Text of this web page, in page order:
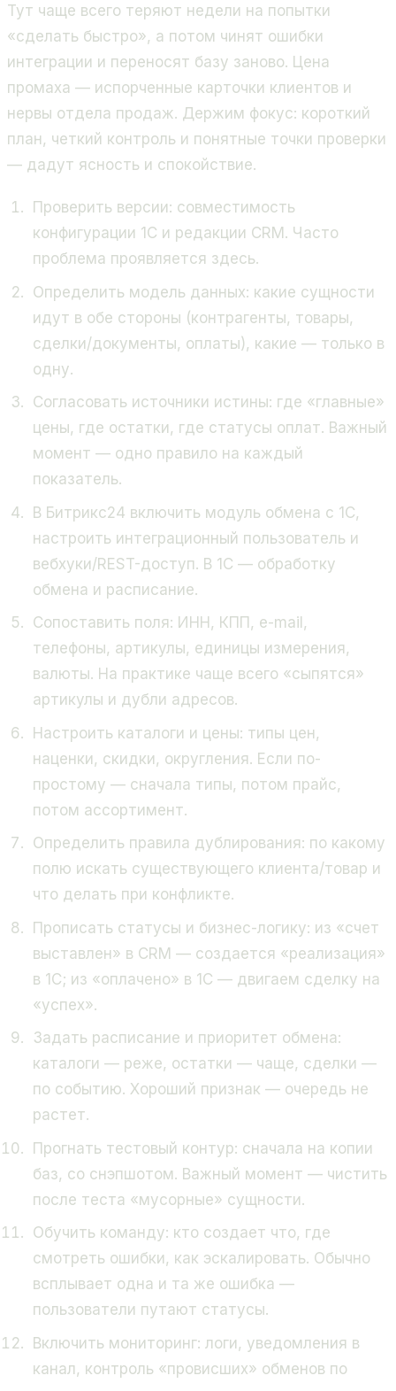
Тут чаще всего теряют недели на попытки
«сделать быстро», а потом чинят ошибки
интеграции и переносят базу заново. Цена
промаха — испорченные карточки клиентов и
нервы отдела продаж. Держим фокус: короткий
план, четкий контроль и понятные точки проверки
— дадут ясность и спокойствие.
Проверить версии: совместимость
конфигурации 1С и редакции CRM. Часто
проблема проявляется здесь.
Определить модель данных: какие сущности
идут в обе стороны (контрагенты, товары,
сделки/документы, оплаты), какие — только в
одну.
Согласовать источники истины: где «главные»
цены, где остатки, где статусы оплат. Важный
момент — одно правило на каждый
показатель.
В Битрикс24 включить модуль обмена с 1С,
настроить интеграционный пользователь и
вебхуки/REST-доступ. В 1С — обработку
обмена и расписание.
Сопоставить поля: ИНН, КПП, e-mail,
телефоны, артикулы, единицы измерения,
валюты. На практике чаще всего «сыпятся»
артикулы и дубли адресов.
Настроить каталоги и цены: типы цен,
наценки, скидки, округления. Если по-
простому — сначала типы, потом прайс,
потом ассортимент.
Определить правила дублирования: по какому
полю искать существующего клиента/товар и
что делать при конфликте.
Прописать статусы и бизнес-логику: из «счет
выставлен» в CRM — создается «реализация»
в 1С; из «оплачено» в 1С — двигаем сделку на
«успех».
Задать расписание и приоритет обмена:
каталоги — реже, остатки — чаще, сделки —
по событию. Хороший признак — очередь не
растет.
Прогнать тестовый контур: сначала на копии
баз, со снэпшотом. Важный момент — чистить
после теста «мусорные» сущности.
Обучить команду: кто создает что, где
смотреть ошибки, как эскалировать. Обычно
всплывает одна и та же ошибка —
пользователи путают статусы.
Включить мониторинг: логи, уведомления в
канал, контроль «провисших» обменов по